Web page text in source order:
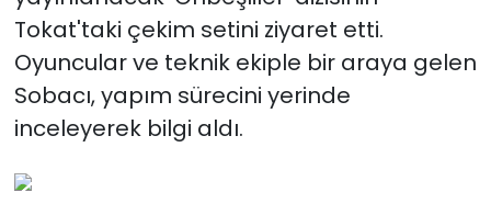
Tokat'taki çekim setini ziyaret etti.
Oyuncular ve teknik ekiple bir araya gelen
Sobacı, yapım sürecini yerinde
inceleyerek bilgi aldı.